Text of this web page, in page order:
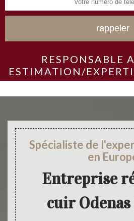
RESPONSABLE
ESTIMATION/
Spécialiste de
en
Entreprise
cuir